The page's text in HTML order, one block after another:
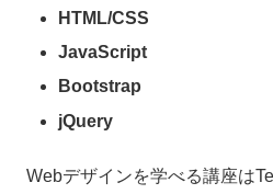
HTML/CSS
JavaScript
Bootstrap
jQuery
Webデザインを学べる講座は